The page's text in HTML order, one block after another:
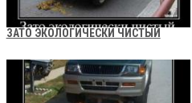
ЗАТО ЭКОЛОГИЧЕСКИ ЧИСТЫЙ